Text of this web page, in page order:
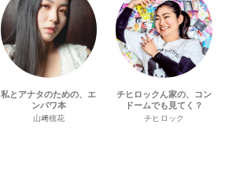
私とアナタのための、エ
ンパワ本
山﨑穂花
チヒロックん家の、コン
ドームでも見てく？
チヒロック